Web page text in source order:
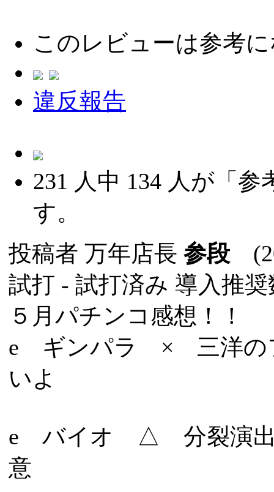
このレビューは参考
違反報告
231 人中 134 人が「参
す。
投稿者 万年店長 参段
試打 - 試打済み 導入推
５月パチンコ感想！！
e ギンパラ × 三洋の
いよ
e バイオ △ 分裂演出
意